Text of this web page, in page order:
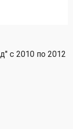
с 2010 по 2012